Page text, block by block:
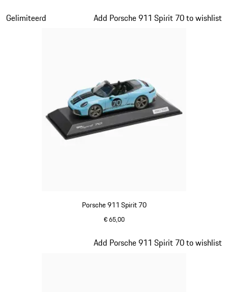
Porsche 911 Spirit 70
€ 65,00
Gelimiteerd Add Porsche 911 Spirit 70 to wishlist
Dia 15 van 20
Add Porsche 911 Spirit 70 to wishlist